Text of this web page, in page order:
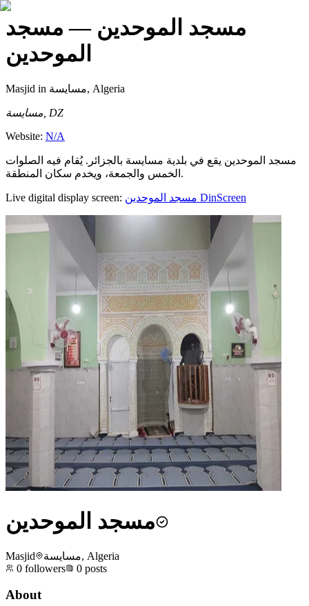
مسجد الموحدين — مسجد
الموحدين
Masjid in مسايسة, Algeria
مسايسة, DZ
Website: N/A
مسجد الموحدين يقع في بلدية مسايسة بالجزائر. يُقام فيه الصلوات
الخمس والجمعة، ويخدم سكان المنطقة.
Live digital display screen: مسجد الموحدين DinScreen
مسجد الموحدين
Masjid
مسايسة, Algeria
0 followers 0 posts
About